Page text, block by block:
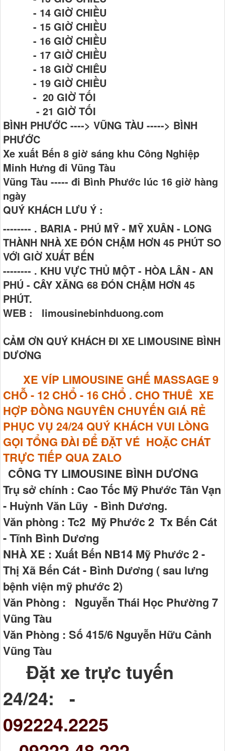
- 14 GIỜ CHIỀU
- 15 GIỜ CHIỀU
- 16 GIỜ CHIỀU
- 17 GIỜ CHIỀU
- 18 GIỜ CHIÊU
- 19 GIỜ CHIỀU
- 20 GIỜ TỐI
- 21 GIỜ TỐI
BÌNH PHƯỚC ----> VŨNG TÀU -----> BÌNH
PHƯỚC
Xe xuất Bến 8 giờ sáng khu Công Nghiệp
Minh Hưng đi Vũng Tàu
Vũng Tàu ----- đi Bình Phước lúc 16 giờ hàng
ngày
QUÝ KHÁCH LƯU Ý :
-------- . BARIA - PHÚ MỸ - MỸ XUÂN - LONG
THÀNH NHÀ XE ĐÓN CHẬM HƠN 45 PHÚT SO
VỚI GIỜ XUẤT BẾN
-------- . KHU VỰC THỦ MỘT - HÒA LÂN - AN
PHÚ - CÂY XĂNG 68 ĐÓN CHẬM HƠN 45
PHÚT.
WEB : limousinebinhduong.com
CẢM ƠN QUÝ KHÁCH ĐI XE LIMOUSINE BÌNH
DƯƠNG
XE VÍP LIMOUSINE GHẾ MASSAGE 9
CHỖ - 12 CHỔ - 16 CHỔ . CHO THUÊ XE
HỢP ĐỒNG NGUYÊN CHUYẾN GIÁ RẺ
PHỤC VỤ 24/24 QUÝ KHÁCH VUI LÒNG
GỌI TỔNG ĐÀI ĐỂ ĐẶT VÉ HOẶC CHÁT
TRỰC TIẾP QUA ZALO
CÔNG TY LIMOUSINE BÌNH DƯƠNG
Trụ sở chính : Cao Tốc Mỹ Phước Tân Vạn
- Huỳnh Văn Lũy - Bình Dương.
Văn phòng : Tc2 Mỹ Phước 2 Tx Bến Cát
- Tĩnh Bình Dương
NHÀ XE : Xuất Bến NB14 Mỹ Phước 2 -
Thị Xã Bến Cát - Bình Dương ( sau lưng
bệnh viện mỹ phước 2)
Văn Phòng : Nguyễn Thái Học Phường 7
Vũng Tàu
Văn Phòng : Số 415/6 Nguyễn Hữu Cảnh
Vũng Tàu
Đặt xe trực tuyến
24/24: -
092224.2225